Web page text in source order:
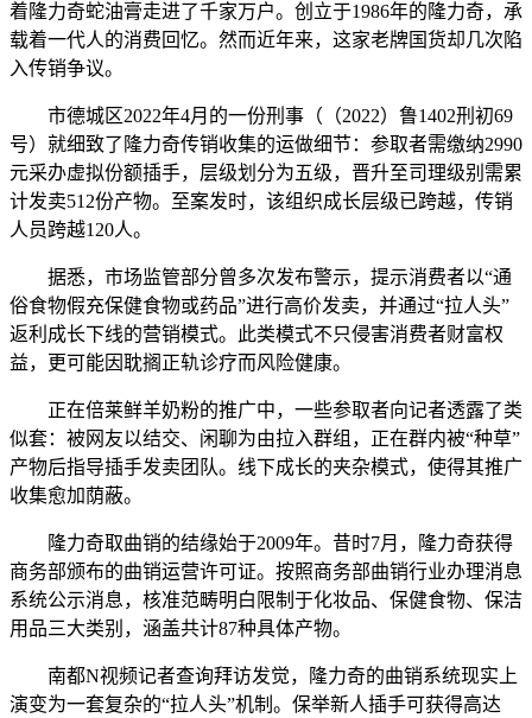
着隆力奇蛇油膏走进了千家万户。创立于1986年的隆力奇，承
载着一代人的消费回忆。然而近年来，这家老牌国货却几次陷
入传销争议。
市德城区2022年4月的一份刑事（（2022）鲁1402刑初69
号）就细致了隆力奇传销收集的运做细节：参取者需缴纳2990
元采办虚拟份额插手，层级划分为五级，晋升至司理级别需累
计发卖512份产物。至案发时，该组织成长层级已跨越，传销
人员跨越120人。
据悉，市场监管部分曾多次发布警示，提示消费者以“通
俗食物假充保健食物或药品”进行高价发卖，并通过“拉人头”
返利成长下线的营销模式。此类模式不只侵害消费者财富权
益，更可能因耽搁正轨诊疗而风险健康。
正在倍莱鲜羊奶粉的推广中，一些参取者向记者透露了类
似套：被网友以结交、闲聊为由拉入群组，正在群内被“种草”
产物后指导插手发卖团队。线下成长的夹杂模式，使得其推广
收集愈加荫蔽。
隆力奇取曲销的结缘始于2009年。昔时7月，隆力奇获得
商务部颁布的曲销运营许可证。按照商务部曲销行业办理消息
系统公示消息，核准范畴明白限制于化妆品、保健食物、保洁
用品三大类别，涵盖共计87种具体产物。
南都N视频记者查询拜访发觉，隆力奇的曲销系统现实上
演变为一套复杂的“拉人头”机制。保举新人插手可获得高达